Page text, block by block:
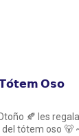
𝗢𝘀𝗼
🍂 les
tótem oso 🐻